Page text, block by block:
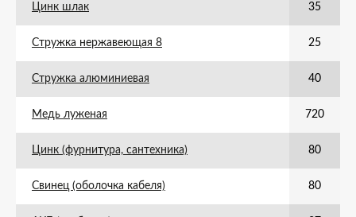
Цинк шлак 35
Стружка нержавеющая 8 25
Стружка алюминиевая 40
Медь луженая 720
Цинк (фурнитура, сантехника) 80
Свинец (оболочка кабеля) 80